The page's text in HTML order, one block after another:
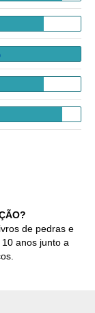
de pedras e
anos junto a